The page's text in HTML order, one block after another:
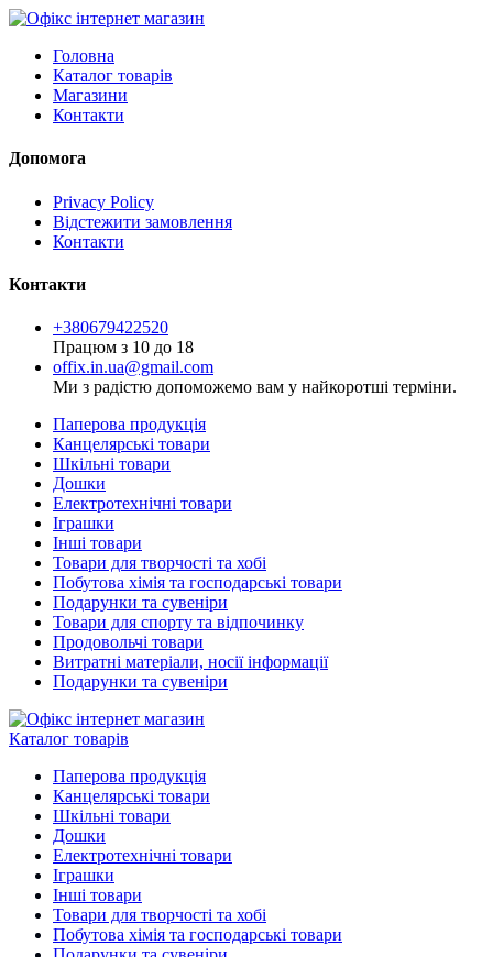
Головна
Каталог товарів
Магазини
Контакти
Допомога
Privacy Policy
Відстежити замовлення
Контакти
Контакти
+380679422520
Працюм з 10 до 18
offix.in.ua@gmail.com
Ми з радістю допоможемо вам у найкоротші терміни.
Паперова продукція
Канцелярські товари
Шкільні товари
Дошки
Електротехнічні товари
Іграшки
Інші товари
Товари для творчості та хобі
Побутова хімія та господарські товари
Подарунки та сувеніри
Товари для спорту та відпочинку
Продовольчі товари
Витратні матеріали, носії інформації
Подарунки та сувеніри
Каталог товарів
Паперова продукція
Канцелярські товари
Шкільні товари
Дошки
Електротехнічні товари
Іграшки
Інші товари
Товари для творчості та хобі
Побутова хімія та господарські товари